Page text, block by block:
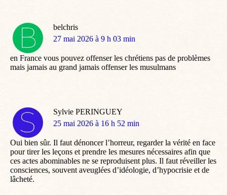
belchris
dit
27 mai 2026 à 9 h 03 min
en France vous pouvez offenser les chrétiens pas de problèmes
mais jamais au grand jamais offenser les musulmans
Sylvie PERINGUEY
dit
25 mai 2026 à 16 h 52 min
Oui bien sûr. Il faut dénoncer l’horreur, regarder la vérité en face
pour tirer les leçons et prendre les mesures nécessaires afin que
ces actes abominables ne se reproduisent plus. Il faut réveiller les
consciences, souvent aveuglées d’idéologie, d’hypocrisie et de
lâcheté.